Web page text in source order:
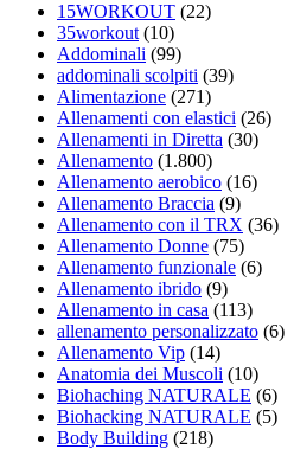
15WORKOUT (22)
35workout (10)
Addominali (99)
addominali scolpiti (39)
Alimentazione (271)
Allenamenti con elastici (26)
Allenamenti in Diretta (30)
Allenamento (1.800)
Allenamento aerobico (16)
Allenamento Braccia (9)
Allenamento con il TRX (36)
Allenamento Donne (75)
Allenamento funzionale (6)
Allenamento ibrido (9)
Allenamento in casa (113)
allenamento personalizzato (6)
Allenamento Vip (14)
Anatomia dei Muscoli (10)
Biohaching NATURALE (6)
Biohacking NATURALE (5)
Body Building (218)